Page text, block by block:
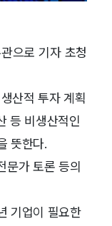
으로 기자 초청
산적 투자 계획
등 비생산적인
뜻한다.
문가 토론 등의
기업이 필요한